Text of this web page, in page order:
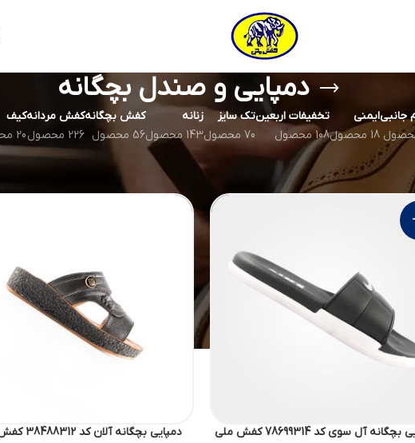
دمپایی و صندل بچگانه
جانبیایمنی
18 محصول
تخفیفات اربعین
108 محصول
تک سایز
70 محصول
زنانه
143 محصول
کفش بچگانه
56 محصول
کفش مردانه
226 محصول
کیف
20 محصول
کفش بچگانه دمپایی و صندل بچگانه
آل سوی کد 78699314 کفش ملی دمپایی بچگانه آلان کد 38488312 کفش ملی